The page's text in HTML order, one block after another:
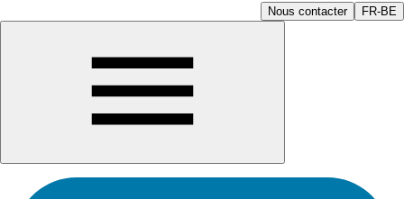
Nous contacter FR-BE